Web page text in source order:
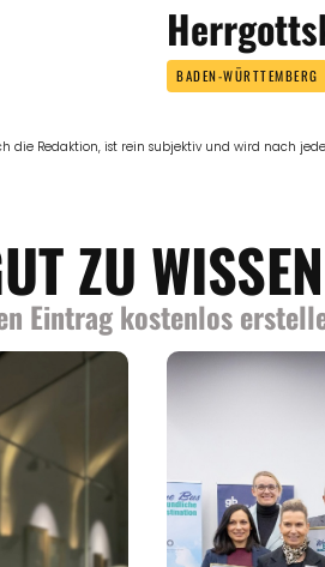
BADEN-WÜRTTEMBERG
die Redaktion, ist rein subjektiv und wird nach
ZU WISSEN
Eintrag kostenlos